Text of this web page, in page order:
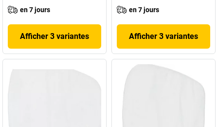
en 7 jours
Afficher 3 variantes
en 7 jours
Afficher 3 variantes